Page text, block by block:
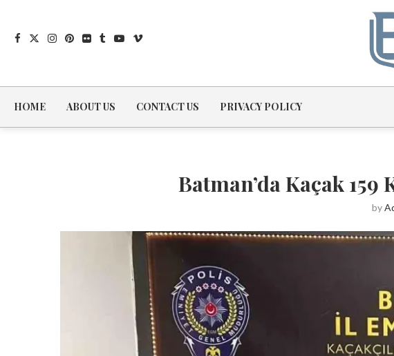
HOME ABOUT US CONTACT US PRIVACY POLICY
Batman’da Kaçak
by